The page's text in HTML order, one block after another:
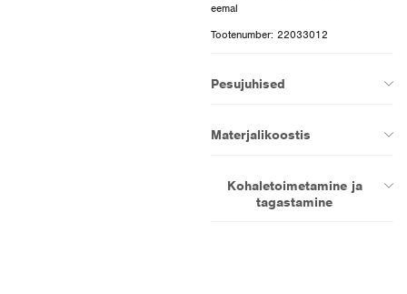
Tootenumber: 22033012
Pesujuhised
Materjalikoostis
Kohaletoimetamine ja
tagastamine